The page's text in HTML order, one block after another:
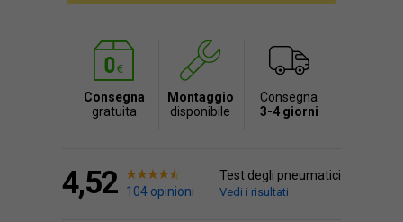
Consegna
gratuita
Montaggio
disponibile
Consegna
3-4 giorni
4,52 104 opinioni
Test degli pneumatici
Vedi i risultati